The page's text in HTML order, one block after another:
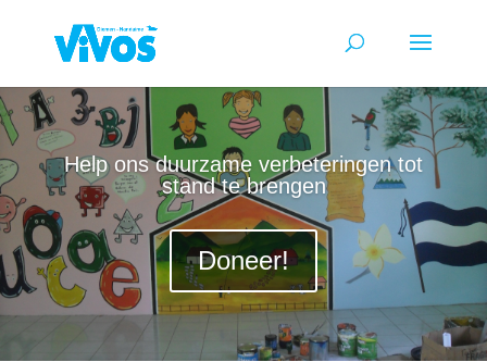
Help ons duurzame verbeteringen tot
stand te brengen
Doneer!